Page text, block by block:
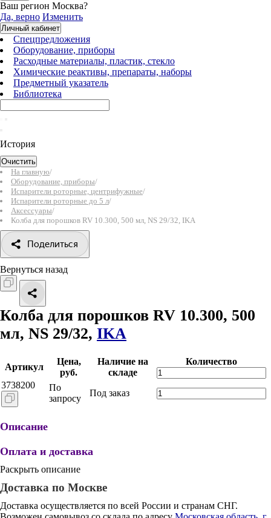
Ваш регион Москва?
Да, верно Изменить
Личный кабинет
Спецпредложения
Оборудование, приборы
Расходные материалы, пластик, стекло
Химические реактивы, препараты, наборы
Предметный указатель
Библиотека
История
Очистить
На главную/
Оборудование, приборы/
Испарители роторные, центрифужные/
Испарители роторные до 5 л/
Аксессуары/
Колба для порошков RV 10.300, 500 мл, NS 29/32, IKA
Поделиться
Вернуться назад
Колба для порошков RV 10.300, 500
мл, NS 29/32, IKA
Артикул
Цена,
руб.
Наличие на
складе
Количество
3738200
По
запросу
Под заказ
Описание
Оплата и доставка
Раскрыть описание
Доставка по Москве
Доставка осуществляется по всей России и странам СНГ.